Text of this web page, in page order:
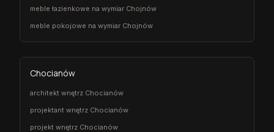
meble łazienkowe na wymiar Chojnów
meble pokojowe na wymiar Chojnów
Chocianów
architekt wnętrz Chocianów
projektant wnętrz Chocianów
projekt wnętrz Chocianów